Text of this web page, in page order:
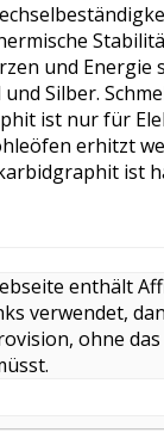
und Energie
Silber.
ist nur für
erhitzt
ist
enthält
verwendet,
ohne